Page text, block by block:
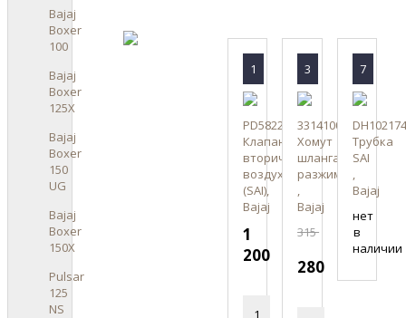
Bajaj
Boxer
100
Bajaj
Boxer
125X
Bajaj
Boxer
150
UG
Bajaj
Boxer
150X
Pulsar
125
NS
1
PD582200
Клапан
вторичного
воздуха
(SAI),
Bajaj
1
200
3
33141008
Хомут
шланга,
разжимной
Bajaj
315
280
7
DH102174
Трубка
SAI
Bajaj
нет
в
наличии